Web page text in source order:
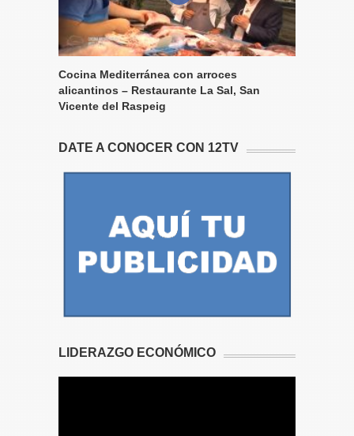
Cocina Mediterránea con arroces
alicantinos – Restaurante La Sal, San
Vicente del Raspeig
DATE A CONOCER CON 12TV
LIDERAZGO ECONÓMICO